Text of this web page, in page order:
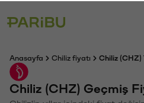
Anasayfa Chiliz fiyatı Chiliz
Chiliz (CHZ) Geçmiş